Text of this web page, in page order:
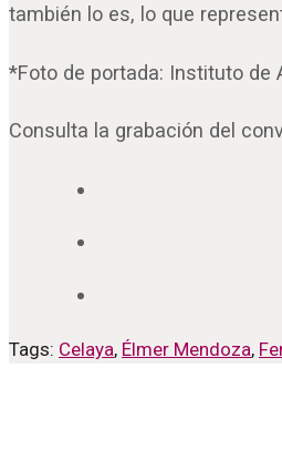
también lo es, lo que
*Foto de portada: Instituto de
Consulta la grabación del
Tags: Celaya, Élmer Mendoza,